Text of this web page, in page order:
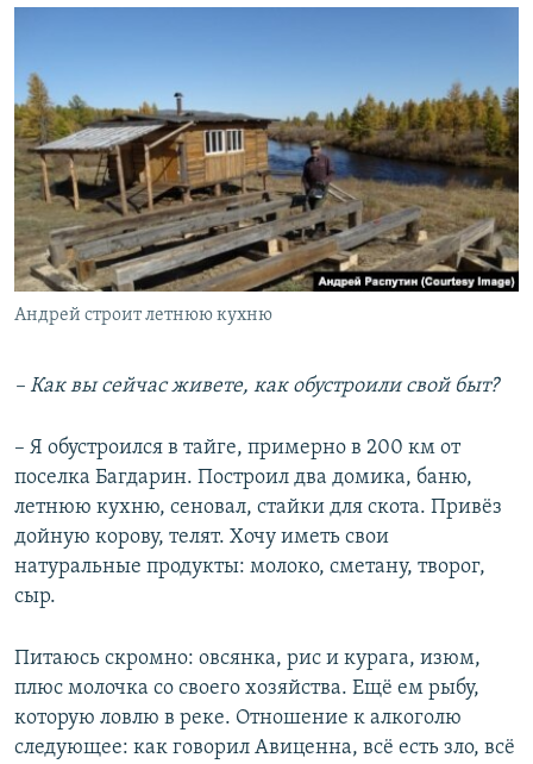
Андрей строит летнюю кухню
– Как вы сейчас живете, как обустроили свой быт?
– Я обустроился в тайге, примерно в 200 км от
поселка Багдарин. Построил два домика, баню,
летнюю кухню, сеновал, стайки для скота. Привёз
дойную корову, телят. Хочу иметь свои
натуральные продукты: молоко, сметану, творог,
сыр.
Питаюсь скромно: овсянка, рис и курага, изюм,
плюс молочка со своего хозяйства. Ещё ем рыбу,
которую ловлю в реке. Отношение к алкоголю
следующее: как говорил Авиценна, всё есть зло, всё